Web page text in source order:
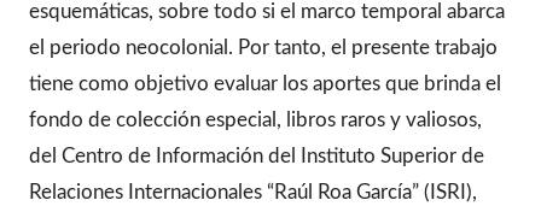
esquemáticas, sobre todo si el marco temporal abarca
el periodo neocolonial. Por tanto, el presente trabajo
tiene como objetivo evaluar los aportes que brinda el
fondo de colección especial, libros raros y valiosos,
del Centro de Información del Instituto Superior de
Relaciones Internacionales “Raúl Roa García” (ISRI),